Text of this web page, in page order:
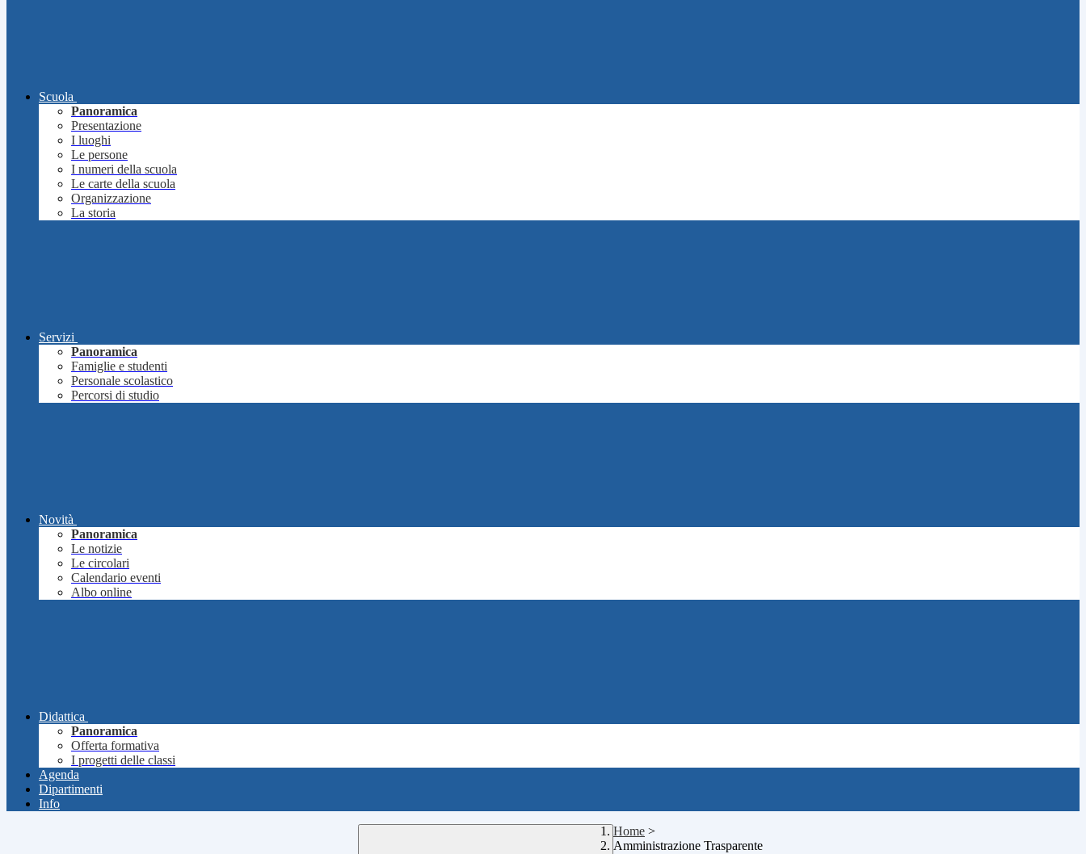
Scuola
Panoramica
Presentazione
I luoghi
Le persone
I numeri della scuola
Le carte della scuola
Organizzazione
La storia
Servizi
Panoramica
Famiglie e studenti
Personale scolastico
Percorsi di studio
Novità
Panoramica
Le notizie
Le circolari
Calendario eventi
Albo online
Didattica
Panoramica
Offerta formativa
I progetti delle classi
Agenda
Dipartimenti
Info
Home >
Amministrazione Trasparente